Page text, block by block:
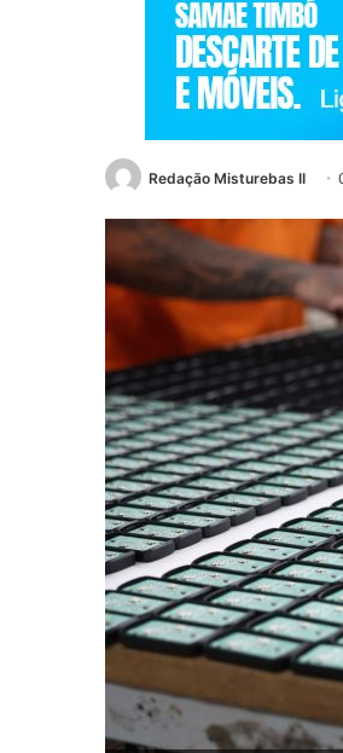
Redação Misturebas II